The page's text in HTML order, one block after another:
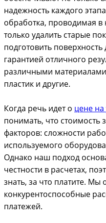
надежность каждого
обработка, проводимая
только удалить старые
подготовить
гарантией отличного
различными
пластик и другие.
Когда речь идет о цене на
понимать, что стоимость
факторов: сложности
используемого
Однако наш подход
честности в расчетах,
знать, за что платите. Мы
конкурентоспособные
платежей.